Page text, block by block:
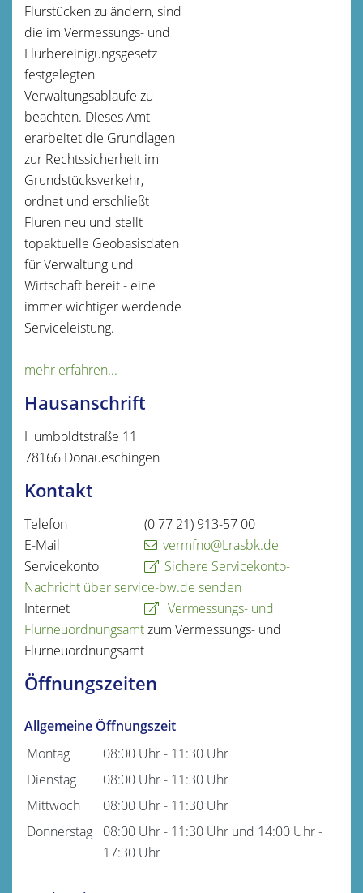
Flurstücken zu ändern, sind
die im Vermessungs- und
Flurbereinigungsgesetz
festgelegten
Verwaltungsabläufe zu
beachten. Dieses Amt
erarbeitet die Grundlagen
zur Rechtssicherheit im
Grundstücksverkehr,
ordnet und erschließt
Fluren neu und stellt
topaktuelle Geobasisdaten
für Verwaltung und
Wirtschaft bereit - eine
immer wichtiger werdende
Serviceleistung.
mehr erfahren...
Hausanschrift
Humboldtstraße 11
78166 Donaueschingen
Kontakt
Telefon (077 21) 913-57 00
E-Mail
vermfno@Lrasbk.de
Servicekonto
Sichere Servicekonto-
Nachricht über service-bw.de senden
Internet
Vermessungs- und
Flurneuordnungsamtzum Vermessungs- und
Flurneuordnungsamt
Öffnungszeiten
Allgemeine Öffnungszeit
Montag
08:00 Uhr- 11:30 Uhr
Dienstag
08:00 Uhr- 11:30 Uhr
Mittwoch
08:00 Uhr- 11:30 Uhr
Donnerstag
08:00 Uhr- 11:30 Uhr und 14:00 Uhr-
17:30 Uhr